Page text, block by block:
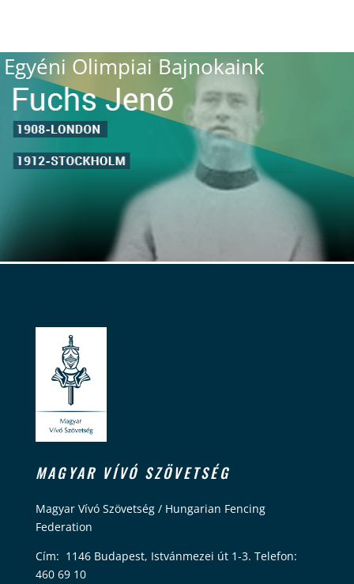
Egyéni Olimpiai Bajnokaink
MAGYAR VÍVÓ SZÖVETSÉG
Magyar Vívó Szövetség / Hungarian Fencing
Federation
Cím: 1146 Budapest, Istvánmezei út 1-3. Telefon:
460 69 10